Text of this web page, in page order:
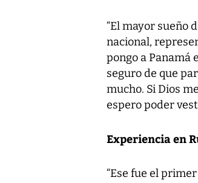
“El mayor sueño
nacional,
pongo a Panamá
seguro de que
mucho. Si Dios
espero poder
Experiencia en
“Ese fue el